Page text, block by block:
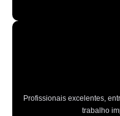
Profissionais excelentes,
trabalho